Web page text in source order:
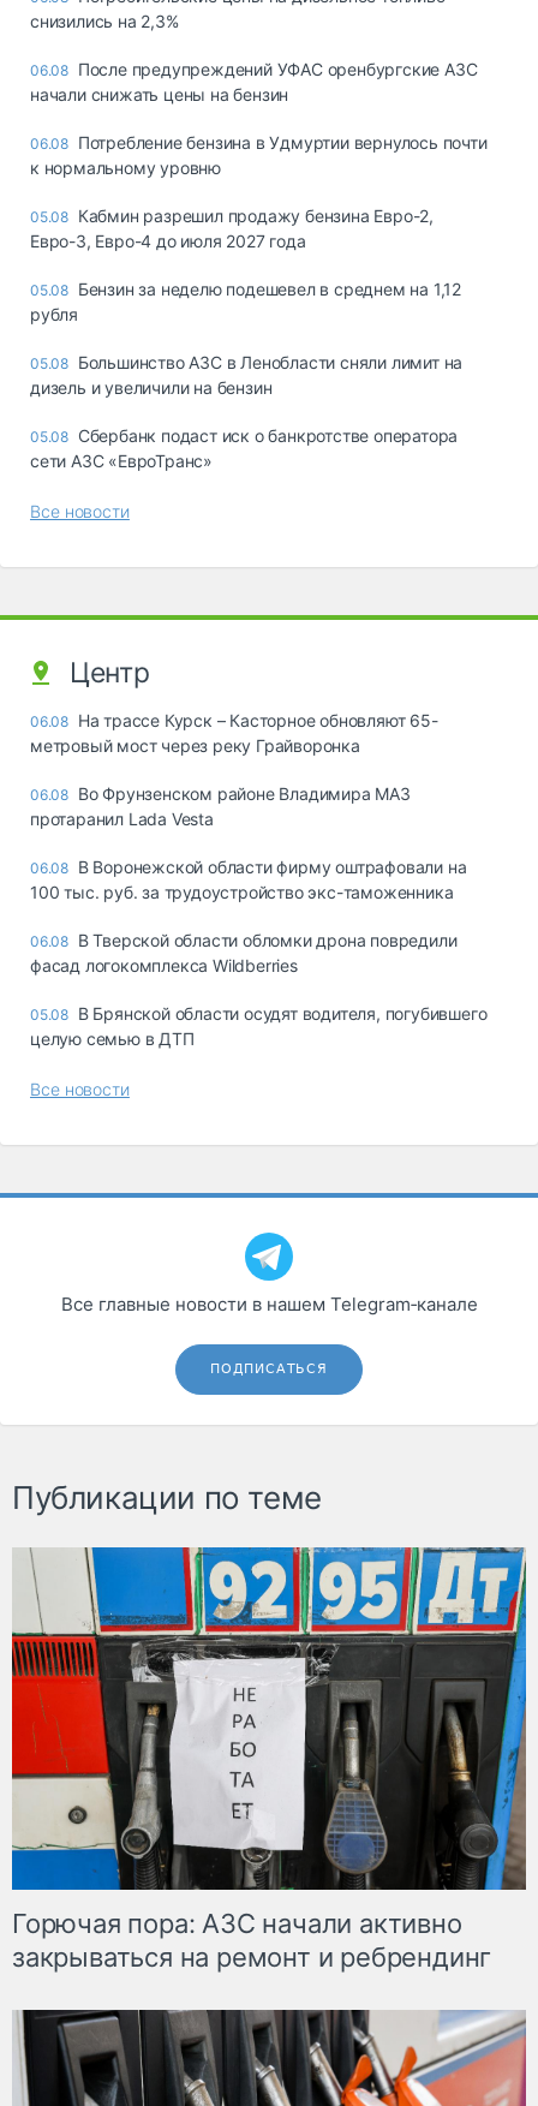
снизились на 2,3%
06.08 После предупреждений УФАС оренбургские АЗС
начали снижать цены на бензин
06.08 Потребление бензина в Удмуртии вернулось почти
к нормальному уровню
05.08 Кабмин разрешил продажу бензина Евро-2,
Евро-3, Евро-4 до июля 2027 года
05.08 Бензин за неделю подешевел в среднем на 1,12
рубля
05.08 Большинство АЗС в Ленобласти сняли лимит на
дизель и увеличили на бензин
05.08 Сбербанк подаст иск о банкротстве оператора
сети АЗС «ЕвроТранс»
Все новости
Центр
06.08 На трассе Курск – Касторное обновляют 65-
метровый мост через реку Грайворонка
06.08 Во Фрунзенском районе Владимира МАЗ
протаранил Lada Vesta
06.08 В Воронежской области фирму оштрафовали на
100 тыс. руб. за трудоустройство экс-таможенника
06.08 В Тверской области обломки дрона повредили
фасад логокомплекса Wildberries
05.08 В Брянской области осудят водителя, погубившего
целую семью в ДТП
Все новости
Все главные новости в нашем Telegram‑канале
ПОДПИСАТЬСЯ
Публикации по теме
Горючая пора: АЗС начали активно
закрываться на ремонт и ребрендинг